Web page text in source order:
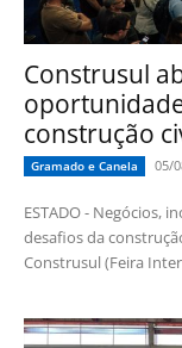
Construsul
construção
Gramado e Canela 05/
ESTADO - Negócios,
desafios da
Construsul (Feira